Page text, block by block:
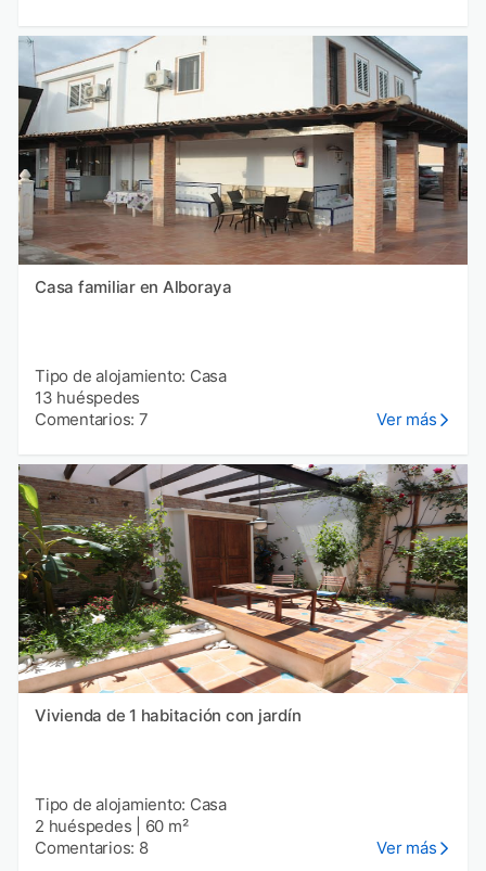
Casa familiar en Alboraya
Tipo de alojamiento: Casa
13 huéspedes
Comentarios: 7
Ver más
Vivienda de 1 habitación con jardín
Tipo de alojamiento: Casa
2 huéspedes
60 m²
Comentarios: 8
Ver más